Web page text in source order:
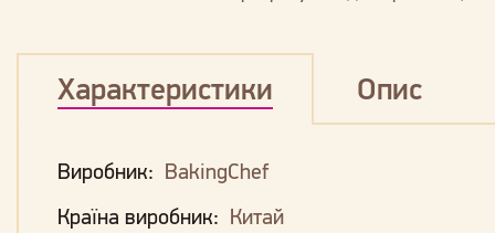
Характеристики Опис
Виробник: BakingChef
Країна виробник: Китай